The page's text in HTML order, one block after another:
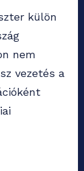
külön
nem
vezetés a